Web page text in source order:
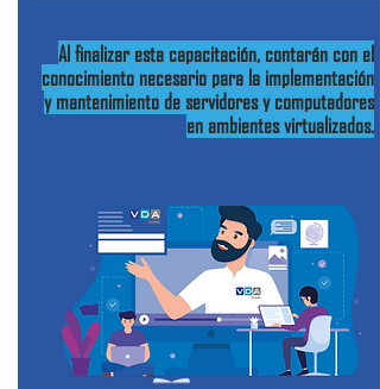
Al finalizar esta capacitación, contarán con el
conocimiento necesario para la implementación
y mantenimiento de servidores y computadores
en ambientes virtualizados.